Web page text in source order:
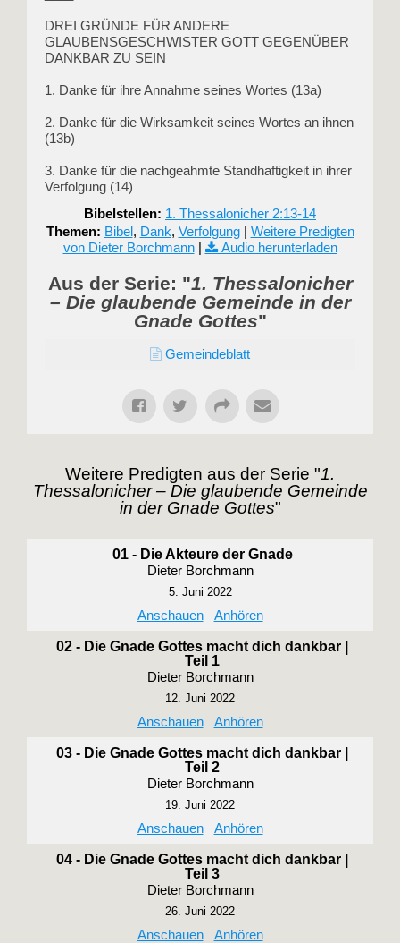
DREI GRÜNDE FÜR ANDERE
GLAUBENSGESCHWISTER GOTT GEGENÜBER
DANKBAR ZU SEIN
1. Danke für ihre Annahme seines Wortes (13a)
2. Danke für die Wirksamkeit seines Wortes an ihnen
(13b)
3. Danke für die nachgeahmte Standhaftigkeit in ihrer
Verfolgung (14)
Bibelstellen: 1. Thessalonicher 2:13-14
Themen: Bibel, Dank, Verfolgung| Weitere Predigten
von Dieter Borchmann| Audio herunterladen
Aus der Serie: "1. Thessalonicher
– Die glaubende Gemeinde in der
Gnade Gottes"
Gemeindeblatt
Weitere Predigten aus der Serie "1.
Thessalonicher – Die glaubende Gemeinde
in der Gnade Gottes"
01 - Die Akteure der Gnade
Dieter Borchmann
5. Juni 2022
Anschauen Anhören
02 - Die Gnade Gottes macht dich dankbar |
Teil 1
Dieter Borchmann
12. Juni 2022
Anschauen Anhören
03 - Die Gnade Gottes macht dich dankbar |
Teil 2
Dieter Borchmann
19. Juni 2022
Anschauen Anhören
04 - Die Gnade Gottes macht dich dankbar |
Teil 3
Dieter Borchmann
26. Juni 2022
Anschauen Anhören